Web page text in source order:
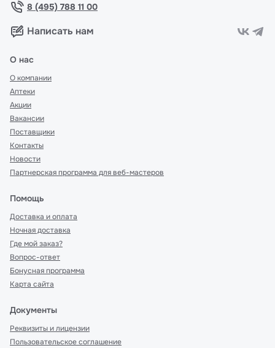
8 (495) 788 11 00
Написать нам
О нас
О компании
Аптеки
Акции
Вакансии
Поставщики
Контакты
Новости
Партнерская программа для веб-мастеров
Помощь
Доставка и оплата
Ночная доставка
Где мой заказ?
Вопрос-ответ
Бонусная программа
Карта сайта
Документы
Реквизиты и лицензии
Пользовательское соглашение